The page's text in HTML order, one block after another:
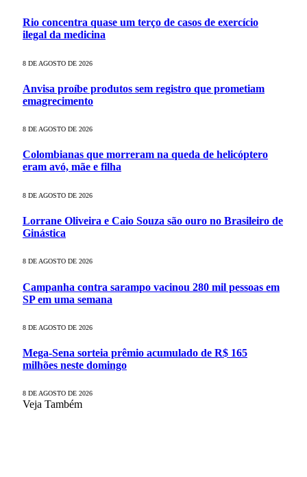
Rio concentra quase um terço de casos de exercício
ilegal da medicina
8 DE AGOSTO DE 2026
Anvisa proíbe produtos sem registro que prometiam
emagrecimento
8 DE AGOSTO DE 2026
Colombianas que morreram na queda de helicóptero
eram avó, mãe e filha
8 DE AGOSTO DE 2026
Lorrane Oliveira e Caio Souza são ouro no Brasileiro de
Ginástica
8 DE AGOSTO DE 2026
Campanha contra sarampo vacinou 280 mil pessoas em
SP em uma semana
8 DE AGOSTO DE 2026
Mega-Sena sorteia prêmio acumulado de R$ 165
milhões neste domingo
8 DE AGOSTO DE 2026
Veja Também